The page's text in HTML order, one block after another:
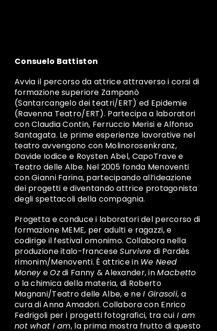
Consuelo Battiston
Avvia il percorso da attrice attraverso i corsi di
formazione superiore Zampanò
(Santarcangelo dei teatri/ERT) ed Epidemie
(Ravenna Teatro/ERT). Partecipa a laboratori
con Claudia Contin, Ferruccio Merisi e Alfonso
Santagata. Le prime esperienze lavorative nel
teatro avvengono con Molinorosenkranz,
Davide Iodice e Roysten Abel, CapoTrave e
Teatro delle Albe. Nel 2005 fonda Menoventi
con Gianni Farina, partecipando all’ideazione
dei progetti e diventando attrice protagonista
degli spettacoli della compagnia.
Progetta e conduce i laboratori del percorso di
formazione MEME, per adulti e ragazzi, e
codirige il festival omonimo. Collabora nella
produzione italo-franceseSurvivre di Pardès
rimonim/Menoventi. È attrice in We Need
MoneyeOzdi Fanny & Alexander, inMacbetto
o la chimica della materia, di Roberto
Magnani/Teatro delle Albe, e neI Girasoli, a
cura di Anna Amadori. Collabora con Enrico
Fedrigoli per i progetti fotografici, tra cuiI am
not what I am, la prima mostra frutto di questo